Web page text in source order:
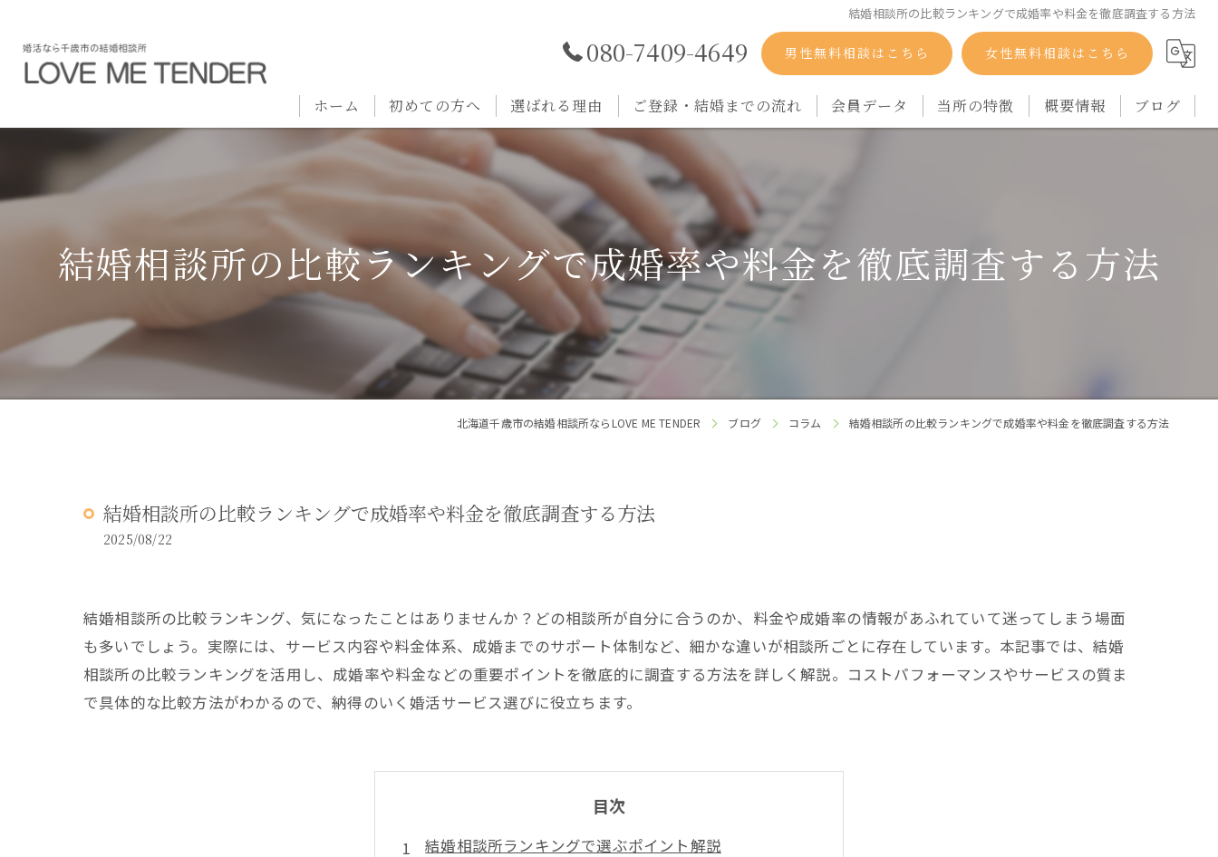
結婚相談所の比較ランキングで成婚率や料金を徹底調査する方法
080-7409-4649 男性無料相談はこちら 女性無料相談はこちら
ホーム 初めての方へ 選ばれる理由 ご登録・結婚までの流れ 会員データ 当所の特徴
シングルマザー
概要情報 ブログ
結婚相談所の比較ランキングで成婚率や料金を徹底調査する方法
北海道千歳市の結婚相談所ならLOVE ME TENDER ブログ コラム 結婚相談所の比較ランキングで成婚率や料金を徹底調査する方法
結婚相談所の比較ランキングで成婚率や料金を徹底調査する方法
2025/08/22
結婚相談所の比較ランキング、気になったことはありませんか？どの相談所が自分に合うのか、料金や成婚率の情報があふれていて迷ってしまう場面
も多いでしょう。実際には、サービス内容や料金体系、成婚までのサポート体制など、細かな違いが相談所ごとに存在しています。本記事では、結婚
相談所の比較ランキングを活用し、成婚率や料金などの重要ポイントを徹底的に調査する方法を詳しく解説。コストパフォーマンスやサービスの質ま
で具体的な比較方法がわかるので、納得のいく婚活サービス選びに役立ちます。
目次
結婚相談所ランキングで選ぶポイント解説